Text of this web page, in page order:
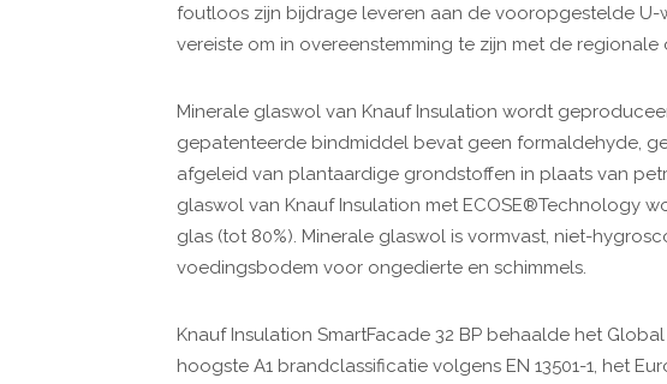
foutloos zijn bijdrage leveren aan de vooropgestelde U-
vereiste om in overeenstemming te zijn met de
Minerale glaswol van Knauf Insulation wordt
gepatenteerde bindmiddel bevat geen formaldehyde,
afgeleid van plantaardige grondstoffen in plaats van
glaswol van Knauf Insulation met ECOSE®Technology
glas (tot 80%). Minerale glaswol is vormvast, niet-
voedingsbodem voor ongedierte en schimmels.
Knauf Insulation SmartFacade 32 BP behaalde het
hoogste A1 brandclassificatie volgens EN 13501-1, het